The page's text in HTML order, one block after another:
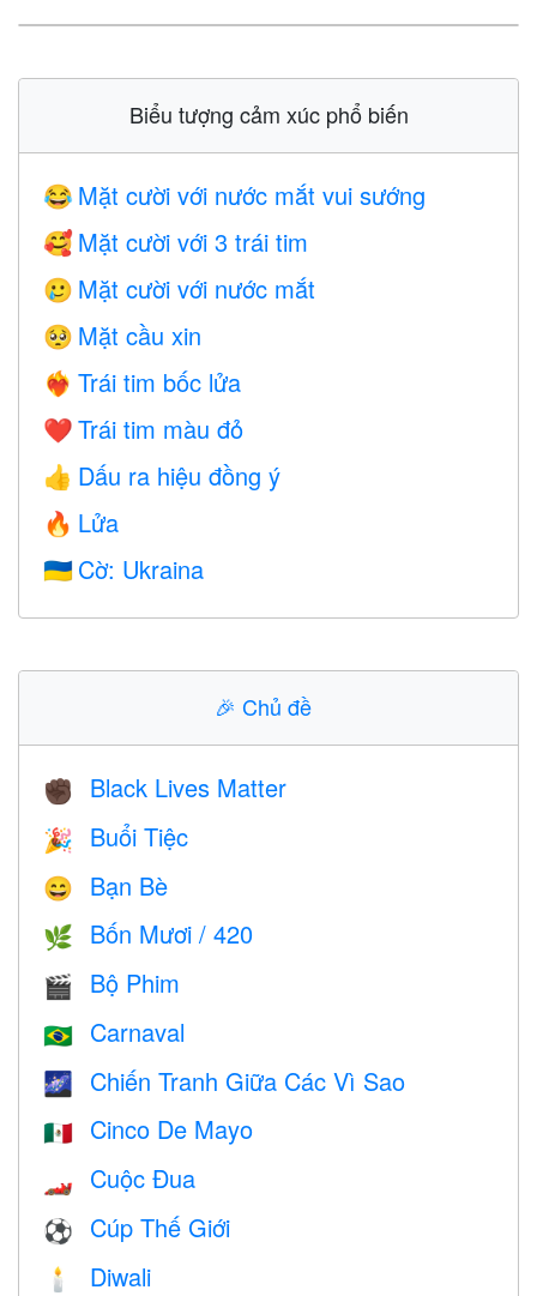
Biểu tượng cảm xúc phổ biến
😂 Mặt cười với nước mắt vui sướng
🥰 Mặt cười với 3 trái tim
🥲 Mặt cười với nước mắt
🥺 Mặt cầu xin
❤️‍🔥 Trái tim bốc lửa
❤️ Trái tim màu đỏ
👍 Dấu ra hiệu đồng ý
🔥 Lửa
🇺🇦 Cờ: Ukraina
🎉 Chủ đề
✊🏿 Black Lives Matter
🎉 Buổi Tiệc
😄 Bạn Bè
🌿 Bốn Mươi / 420
🎬 Bộ Phim
🇧🇷 Carnaval
🌌 Chiến Tranh Giữa Các Vì Sao
🇲🇽 Cinco De Mayo
🏎 Cuộc Đua
⚽ Cúp Thế Giới
🕯 Diwali